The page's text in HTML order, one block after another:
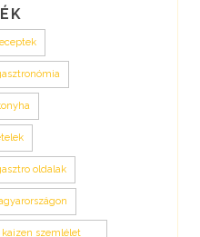
oldalak
kaizen szemlélet